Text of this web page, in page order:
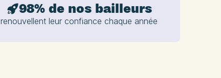
98% de nos bailleurs
renouvellent leur confiance chaque année